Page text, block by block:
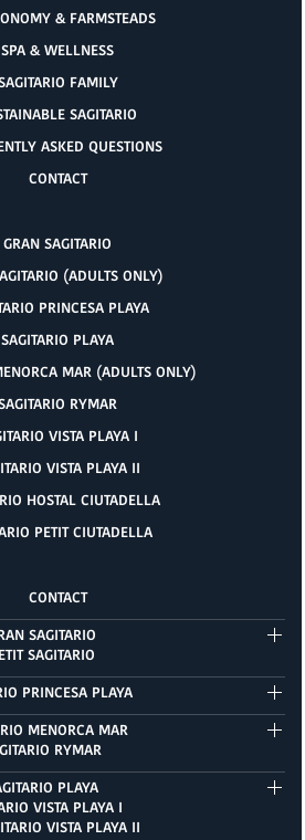
& FARMSTEADS
SPA & WELLNESS
FAMILY
SAGITARIO
ASKED QUESTIONS
CONTACT
GRAN SAGITARIO
(ADULTS ONLY)
PRINCESA PLAYA
SAGITARIO PLAYA
MAR (ADULTS ONLY)
RYMAR
VISTA PLAYA I
VISTA PLAYA II
HOSTAL CIUTADELLA
PETIT CIUTADELLA
CONTACT
SAGITARIO
SAGITARIO
PRINCESA PLAYA
MENORCA MAR
RYMAR
PLAYA
VISTA PLAYA I
VISTA PLAYA II